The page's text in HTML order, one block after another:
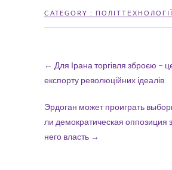
CATEGORY : ПОЛІТТЕХНОЛОГІЇ
← Для Ірана торгівля зброєю –
експорту революційних ідеалів
Эрдоган может проиграть
ли демократическая оппозиция
него власть →